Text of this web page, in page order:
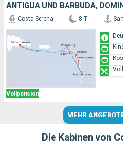
Vollpension
Costa Serena 8 T
MEHR
Die Kabinen von